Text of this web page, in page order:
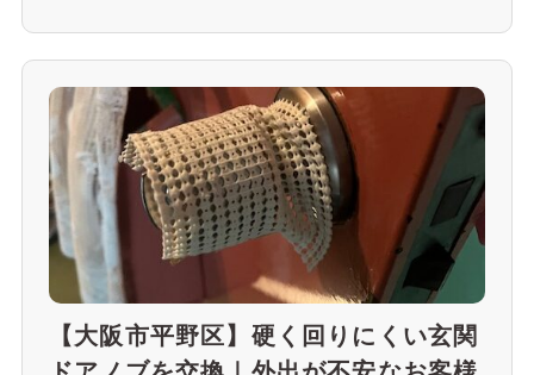
【大阪市平野区】硬く回りにくい玄関